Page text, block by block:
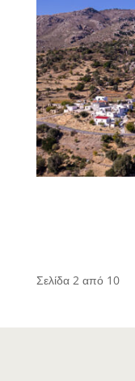
Σελίδα 2 από 10